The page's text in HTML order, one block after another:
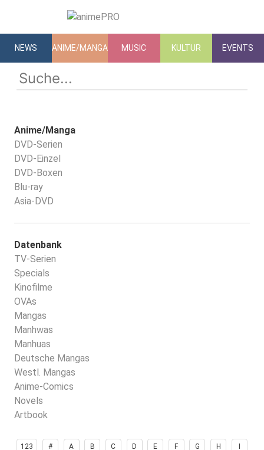
NEWS ANIME/MANGA MUSIC KULTUR EVENTS
Anime/Manga
DVD-Serien
DVD-Einzel
DVD-Boxen
Blu-ray
Asia-DVD
Datenbank
TV-Serien
Specials
Kinofilme
OVAs
Mangas
Manhwas
Manhuas
Deutsche Mangas
Westl. Mangas
Anime-Comics
Novels
Artbook
123 # A B C D E F G H